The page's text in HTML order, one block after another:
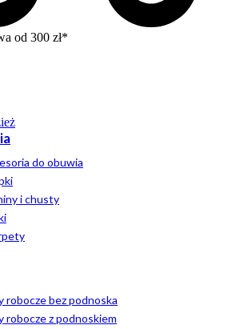
od 300 zł*
do obuwia
i chusty
robocze bez podnoska
robocze z podnoskiem